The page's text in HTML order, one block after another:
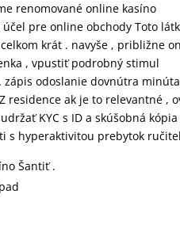
renomované online kasíno
pre online obchody Toto
krát . navyše , približne
, vpustiť podrobný stimul
zápis odoslanie dovnútra minúta
residence ak je to relevantné ,
KYC s ID a skúšobná kópia
s hyperaktivitou prebytok
Šantiť .